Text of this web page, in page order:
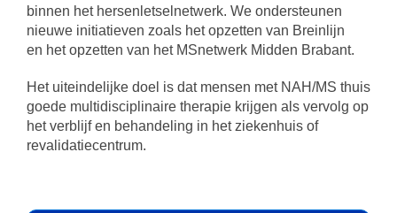
binnen het hersenletselnetwerk. We ondersteunen
nieuwe initiatieven zoals het opzetten van Breinlijn
en het opzetten van het MSnetwerk Midden Brabant.
Het uiteindelijke doel is dat mensen met NAH/MS thuis
goede multidisciplinaire therapie krijgen als vervolg op
het verblijf en behandeling in het ziekenhuis of
revalidatiecentrum.